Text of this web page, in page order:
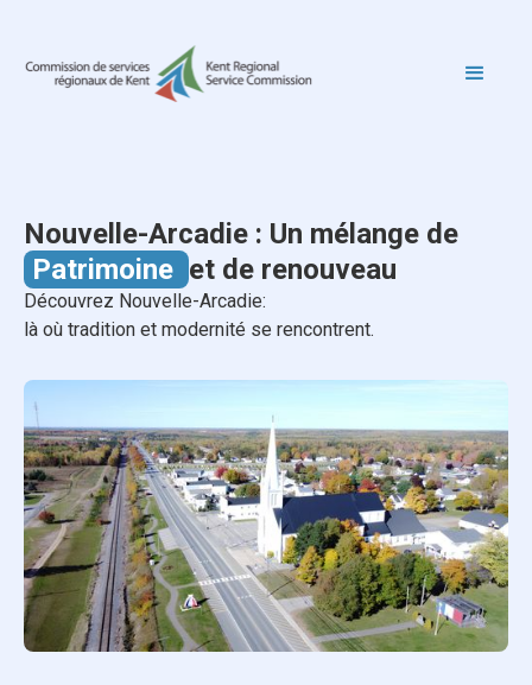
Nouvelle-Arcadie : Un mélange de
Patrimoine et de renouveau
Découvrez Nouvelle-Arcadie:
là où tradition et modernité se rencontrent.